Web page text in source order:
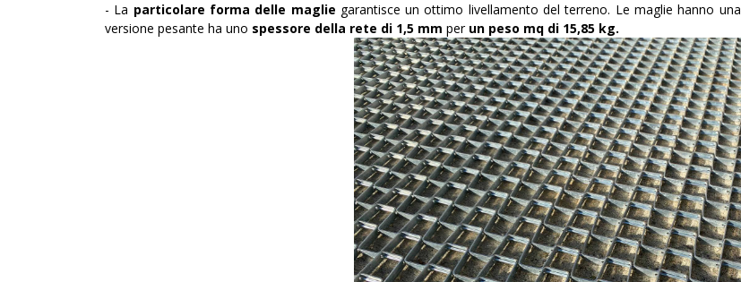
- La particolare forma delle maglie garantisce un ottimo livellamento del terreno. Le maglie hanno una
versione pesante ha uno spessore della rete di 1,5 mm per un peso mq di 15,85 kg.